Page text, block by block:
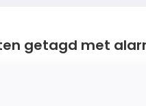
getagd met